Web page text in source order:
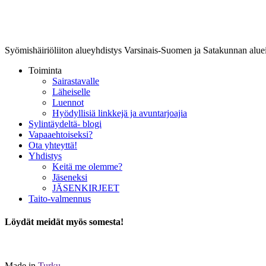
Syömishäiriöliiton alueyhdistys Varsinais-Suomen ja Satakunnan
Toiminta
Sairastavalle
Läheiselle
Luennot
Hyödyllisiä linkkejä ja avuntarjoajia
Sylintäydeltä- blogi
Vapaaehtoiseksi?
Ota yhteyttä!
Yhdistys
Keitä me olemme?
Jäseneksi
JÄSENKIRJEET
Taito-valmennus
Löydät meidät myös somesta!